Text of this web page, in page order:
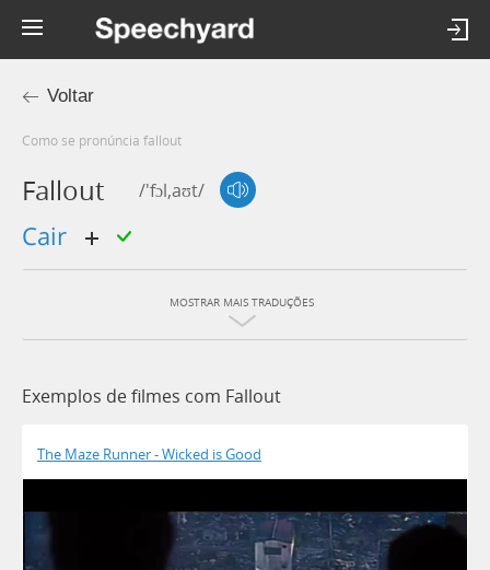
Voltar
Como se pronúncia fallout
Fallout /'fɔl,aʊt/
cair
MOSTRAR MAIS TRADUÇÕES
Exemplos de filmes com Fallout
The Maze Runner - Wicked is Good